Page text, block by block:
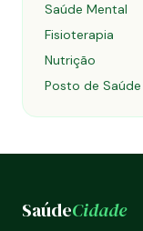
Saúde Mental
Fisioterapia
Nutrição
Posto de Saúde
SaúdeCidade